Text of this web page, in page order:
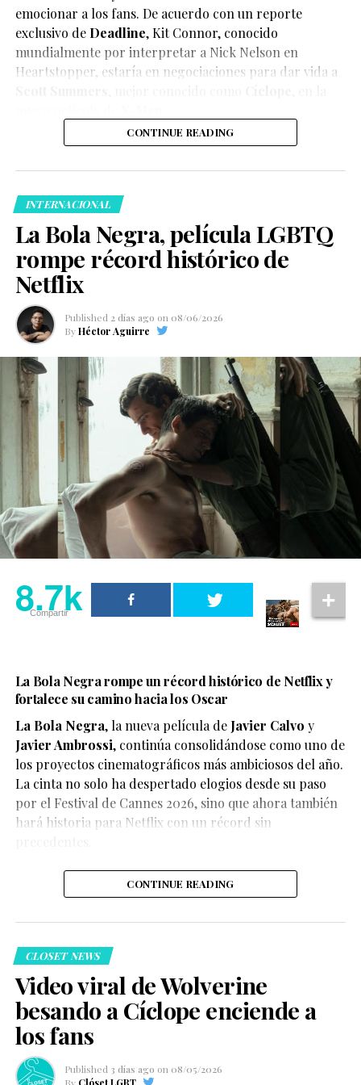
emocionar a los fans. De acuerdo con un reporte
exclusivo de Deadline,Kit Connor, conocido
mundialmente por interpretar a Nick Nelson en
Heartstopper, estaría en negociaciones para dar vida a
Según el medio estadounidense, Marvel Studios realizó
para interpretar al líder de los mutantes en el esperado
reinicio de la franquicia.
Hasta el momento, Marvel Studios no ha confirmado
oficialmente el casting, por lo que la información
debe considerarse un reporte y no un anuncio
oficial.
CONTINUE READING
INTERNACIONAL
La Bola Negra, película LGBTQ
rompe récord histórico de
Netflix
Published 2 días ago on 08/06/2026
By Héctor Aguirre
8.7k
Compartir
La Bola Negra rompe un récord histórico de Netflix y
fortalece su camino hacia los Oscar
La Bola Negra, la nueva película de Javier Calvo y
Javier Ambrossi, continúa consolidándose como uno de
los proyectos cinematográficos más ambiciosos del año.
La cinta no solo ha despertado elogios desde su paso
por el Festival de Cannes 2026, sino que ahora también
hará historia para Netflix con un récord sin
CONTINUE READING
CLOSET NEWS
Video viral de Wolverine
besando a Cíclope enciende a
los fans
Published 3 días ago on 08/05/2026
By Clóset LGBT